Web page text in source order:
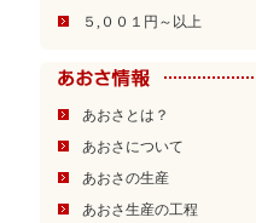
５,００１円～以上
あおさとは？
あおさについて
あおさの生産
あおさ生産の工程